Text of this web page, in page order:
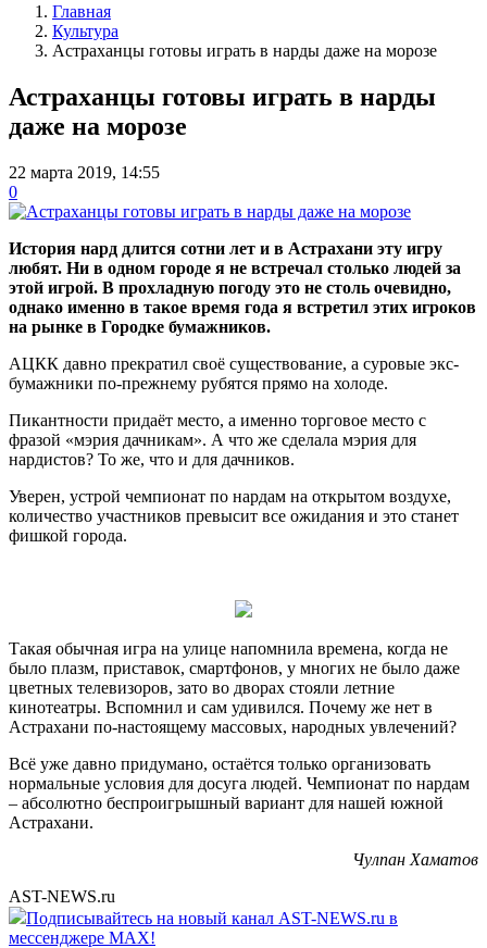
Главная
Культура
Астраханцы готовы играть в нарды даже на морозе
Астраханцы готовы играть в нарды
даже на морозе
22 марта 2019, 14:55
0
История нард длится сотни лет и в Астрахани эту игру
любят. Ни в одном городе я не встречал столько людей за
этой игрой. В прохладную погоду это не столь очевидно,
однако именно в такое время года я встретил этих игроков
на рынке в Городке бумажников.
АЦКК давно прекратил своё существование, а суровые экс-
бумажники по-прежнему рубятся прямо на холоде.
Пикантности придаёт место, а именно торговое место с
фразой «мэрия дачникам». А что же сделала мэрия для
нардистов? То же, что и для дачников.
Уверен, устрой чемпионат по нардам на открытом воздухе,
количество участников превысит все ожидания и это станет
фишкой города.
Такая обычная игра на улице напомнила времена, когда не
было плазм, приставок, смартфонов, у многих не было даже
цветных телевизоров, зато во дворах стояли летние
кинотеатры. Вспомнил и сам удивился. Почему же нет в
Астрахани по-настоящему массовых, народных увлечений?
Всё уже давно придумано, остаётся только организовать
нормальные условия для досуга людей. Чемпионат по нардам
– абсолютно беспроигрышный вариант для нашей южной
Астрахани.
Чулпан Хаматов
AST-NEWS.ru
Подписывайтесь на новый канал AST-NEWS.ru в
мессенджере MAX!